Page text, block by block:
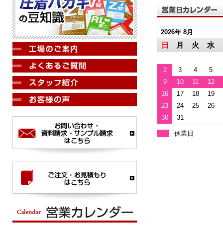
2026年 8月
日 月 火 水
2 3 4
5
9
10 11
12
16
17 18
19
23
24 25
26
30
31
休業日